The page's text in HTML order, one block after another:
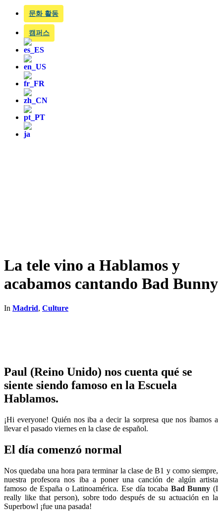
문화 활동
캠퍼스
La tele vino a Hablamos y
acabamos cantando Bad Bunny
In Madrid, Culture
Paul (Reino Unido) nos cuenta qué se
siente siendo famoso en la Escuela
Hablamos.
¡Hi everyone! Quién nos iba a decir la sorpresa que nos íbamos a
llevar el pasado viernes en la clase de español.
El día comenzó normal
Nos quedaba una hora para terminar la clase de B1 y como siempre,
nuestra profesora nos iba a poner una canción de algún artista
famoso de España o Latinoamérica. Ese día tocaba Bad Bunny (I
really like that person), sobre todo después de su actuación en la
Superbowl ¡fue una pasada!